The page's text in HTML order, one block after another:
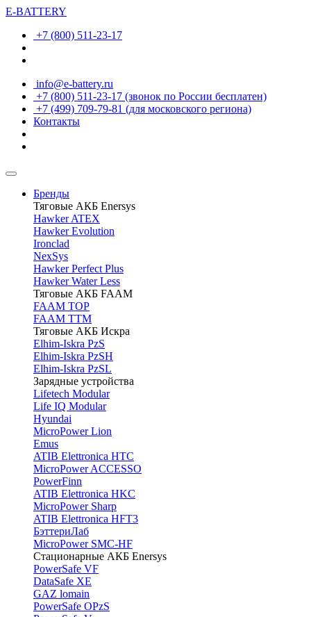
E-BATTERY
+7 (800) 511-23-17
info@e-battery.ru
+7 (800) 511-23-17 (звонок по России бесплатен)
+7 (499) 709-79-81 (для московского региона)
Контакты
Бренды
Тяговые АКБ Enersys
Hawker ATEX
Hawker Evolution
Ironclad
NexSys
Hawker Perfect Plus
Hawker Water Less
Тяговые АКБ FAAM
FAAM TOP
FAAM TTM
Тяговые АКБ Искра
Elhim-Iskra PzS
Elhim-Iskra PzSH
Elhim-Iskra PzSL
Зарядные устройства
Lifetech Modular
Life IQ Modular
Hyundai
MicroPower Lion
Emus
ATIB Elettronica HTC
MicroPower ACCESSO
PowerFinn
ATIB Elettronica HKC
MicroPower Sharp
ATIB Elettronica HFT3
БэттериЛаб
MicroPower SMC-HF
Стационарные АКБ Enersys
PowerSafe VF
DataSafe XE
GAZ lomain
PowerSafe OPzS